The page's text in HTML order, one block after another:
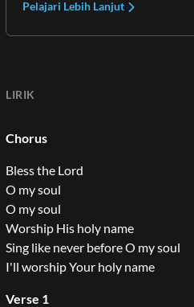
Pelajari Lebih Lanjut
LIRIK
Chorus
Bless the Lord
O my soul
O my soul
Worship His holy name
Sing like never before O my soul
I'll worship Your holy name
Verse 1